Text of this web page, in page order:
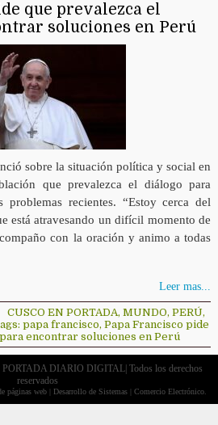
que prevalezca el
soluciones en Perú
sobre la situación política y social en
que prevalezca el diálogo para
problemas recientes. “Estoy cerca del
está atravesando un difícil momento de
con la oración y animo a todas
Leer mas...
CUSCO EN PORTADA, MUNDO, PERÚ,
papa francisco, Papa Francisco pide
encontrar soluciones en Perú
DIARIO DIGITAL| Todos los derechos
reservados
páginas web | Desarrollo de Sistemas | Comercio Electrónico.